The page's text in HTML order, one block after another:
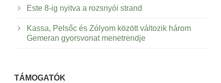
Este 8-ig nyitva a rozsnyói strand
Kassa, Pelsőc és Zólyom között változik három
Gemeran gyorsvonat menetrendje
TÁMOGATÓK